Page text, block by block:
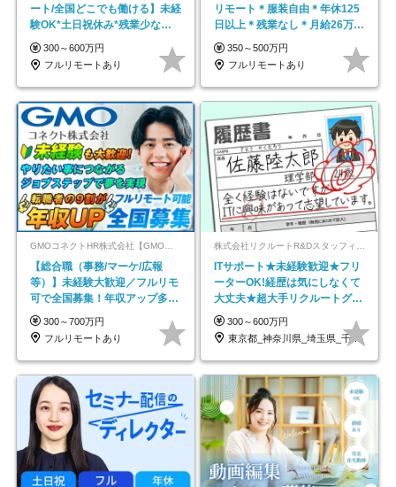
ート/全国どこでも働ける】未経
験OK*土日祝休み*残業少なめ*
在宅勤務手当あり
300～600万円
フルリモートあり
リモート＊服装自由＊年休125
日以上＊残業なし＊月給26万円
以上
350～500万円
フルリモートあり
GMOコネクトHR株式会社【GMOインターネットグループ】
【総合職（事務/マーケ/広報
等）】未経験大歓迎／フルリモ
可で全国募集！年収アップ多数
★年休最大130日★
300～700万円
フルリモートあり
ITサポート★未経験歓迎★フリ
ーターOK!経歴は気にしなくて
大丈夫★超大手リクルートグル
ープの正社員/sg
300～600万円
東京都_神奈川県_埼玉県_千葉県_大阪府…